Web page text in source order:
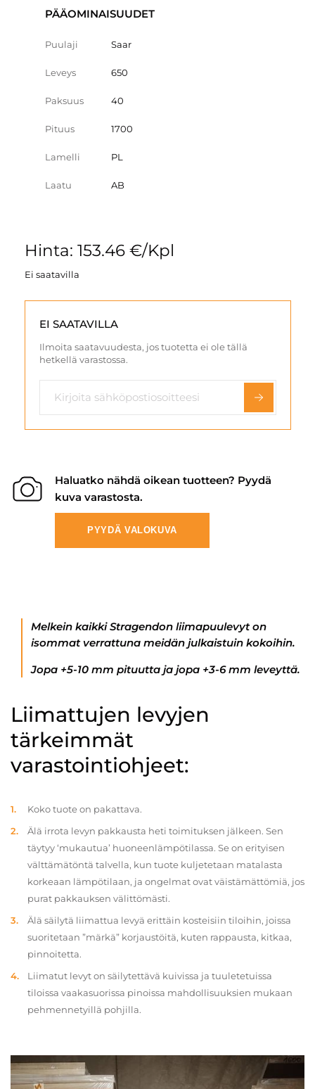
PÄÄOMINAISUUDET
Puulaji Saar
Leveys 650
Paksuus 40
Pituus 1700
Lamelli PL
Laatu AB
Hinta: 153.46 €/Kpl
Ei saatavilla
EI SAATAVILLA
Ilmoita saatavuudesta, jos tuotetta ei ole tällä
hetkellä varastossa.
Haluatko nähdä oikean tuotteen? Pyydä
kuva varastosta.
PYYDÄ VALOKUVA
Melkein kaikki Stragendon liimapuulevyt on
isommat verrattuna meidän julkaistuin kokoihin.
Jopa +5-10 mm pituutta ja jopa +3-6 mm leveyttä.
Liimattujen levyjen
tärkeimmät
varastointiohjeet:
Koko tuote on pakattava.
Älä irrota levyn pakkausta heti toimituksen jälkeen. Sen
täytyy ‘mukautua’ huoneenlämpötilassa. Se on erityisen
välttämätöntä talvella, kun tuote kuljetetaan matalasta
korkeaan lämpötilaan, ja ongelmat ovat väistämättömiä, jos
purat pakkauksen välittömästi.
Älä säilytä liimattua levyä erittäin kosteisiin tiloihin, joissa
suoritetaan ”märkä” korjaustöitä, kuten rappausta, kitkaa,
pinnoitetta.
Liimatut levyt on säilytettävä kuivissa ja tuuletetuissa
tiloissa vaakasuorissa pinoissa mahdollisuuksien mukaan
pehmennetyillä pohjilla.